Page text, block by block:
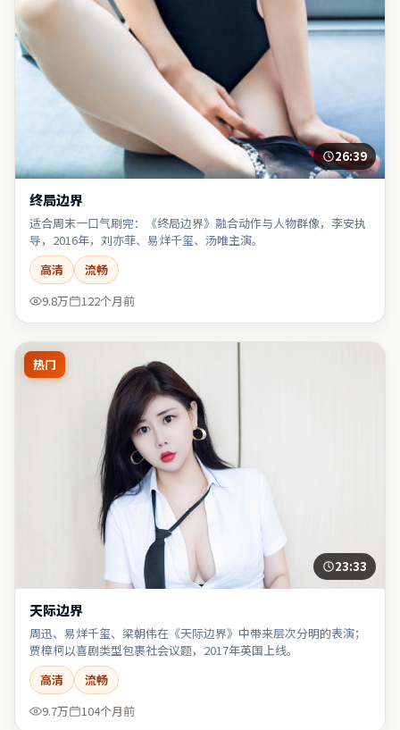
26:39
终局边界
适合周末一口气刷完：《终局边界》融合动作与人物群像，李安执
导，2016年，刘亦菲、易烊千玺、汤唯主演。
高清
流畅
9.8万
122个月前
热门
23:33
天际边界
周迅、易烊千玺、梁朝伟在《天际边界》中带来层次分明的表演；
贾樟柯以喜剧类型包裹社会议题，2017年英国上线。
高清
流畅
9.7万
104个月前